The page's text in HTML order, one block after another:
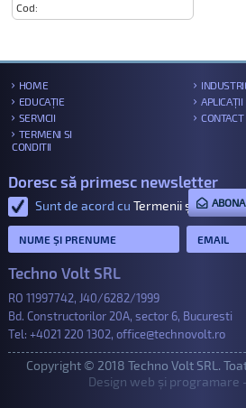
Cod:
HOME
EDUCAȚIE
APLICAȚII
SERVICII
CONTACT
TERMENI SI
CONDITII
Doresc să primesc newsletter
Sunt de acord cu Termenii și
Techno Volt SRL
RO 11997742, J40/6282/1999
Bd. Constructorilor 20A, sector 6, Bucuresti
Tel: +4021 220 1302, office@technovolt.ro
Copyright © 2018 Techno Volt SRL.
Design web și programare